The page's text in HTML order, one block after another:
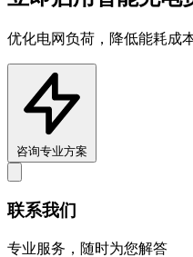
优化电网负荷，降低能耗成
咨询专业方案
联系我们
专业服务，随时为您解答